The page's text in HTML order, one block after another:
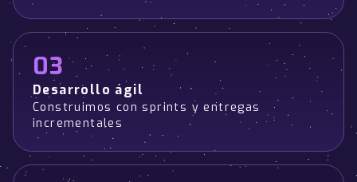
03
Desarrollo ágil
Construimos con sprints y entregas
incrementales